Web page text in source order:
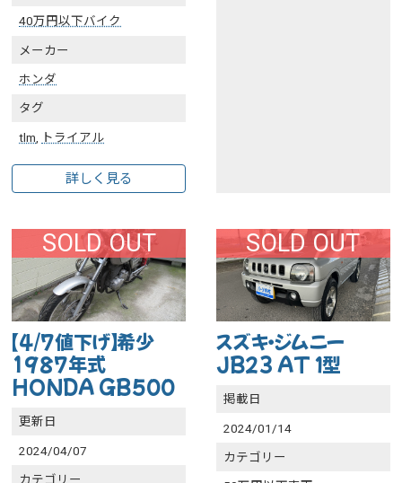
40万円以下バイク
メーカー
ホンダ
タグ
tlm トライアル
詳しく見る
SOLD OUT
【4/7値下げ】希少
1987年式
HONDA GB500
更新日
2024/04/07
カテゴリー
SOLD OUT
スズキ・ジムニー
JB23 AT １型
掲載日
2024/01/14
カテゴリー